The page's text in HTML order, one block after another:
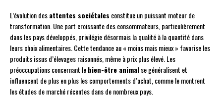
L’évolution desattentes sociétales constitue un puissant moteur de
transformation. Une part croissante des consommateurs, particulièrement
dans les pays développés, privilégie désormais la qualité à la quantité dans
leurs choix alimentaires. Cette tendance au « moins mais mieux » favorise les
produits issus d’élevages raisonnés, même à prix plus élevé. Les
préoccupations concernant lebien-être animalse généralisent et
influencent de plus en plus les comportements d’achat, comme le montrent
les études de marché récentes dans de nombreux pays.